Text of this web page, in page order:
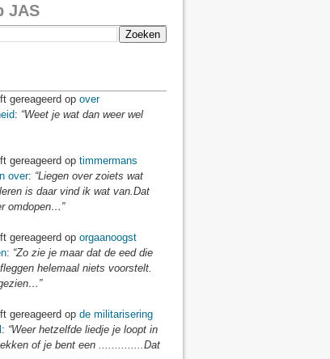
JAS
gereageerd op over
: “Weet je wat dan weer wel
gereageerd op timmermans
over: “Liegen over zoiets wat
is daar vind ik wat van.Dat
omdopen…”
gereageerd op orgaanoogst
: “Zo zie je maar dat de eed die
helemaal niets voorstelt.
gereageerd op de militarisering
: “Weer hetzelfde liedje je loopt in
of je bent een ..............Dat